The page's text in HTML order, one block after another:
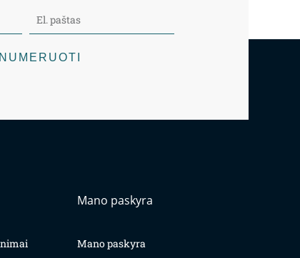
Mano paskyra
Mano paskyra